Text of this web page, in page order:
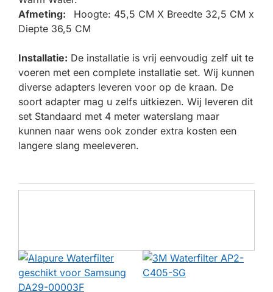
Afmeting:
Hoogte: 45,5 CM X Breedte 32,5 CM x
Diepte 36,5 CM
Installatie: De installatie is vrij eenvoudig zelf uit te
voeren met een complete installatie set. Wij kunnen
diverse adapters leveren voor op de kraan. De
soort adapter mag u zelfs uitkiezen. Wij leveren dit
set Standaard met 4 meter waterslang maar
kunnen naar wens ook zonder extra kosten een
langere slang meeleveren.